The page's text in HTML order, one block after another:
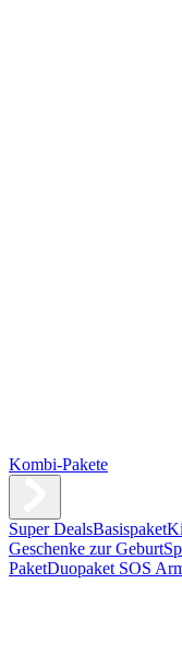
Kombi-Pakete
Super DealsBasispaket
Geschenke zur Geburt
PaketDuopaket SOS